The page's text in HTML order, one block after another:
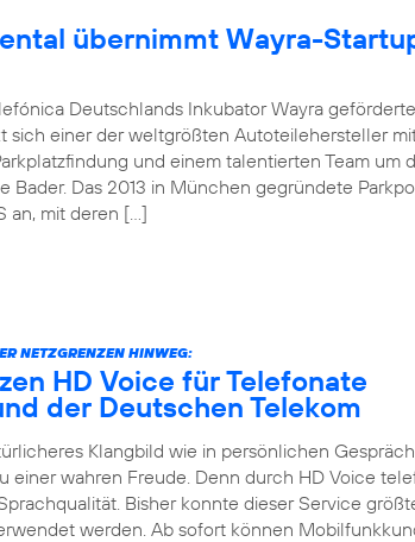
übernimmt Wayra-
Deutschlands Inkubator Wayra
sich einer der weltgrößten Autoteilehersteller
und einem talentierten Team um
Bader. Das 2013 in München gegründete
an, mit deren […]
NETZGRENZEN HINWEG:
HD Voice für Telefonate
der Deutschen Telekom
Klangbild wie in persönlichen
einer wahren Freude. Denn durch HD Voice
Bisher konnte dieser Service
werden. Ab sofort können